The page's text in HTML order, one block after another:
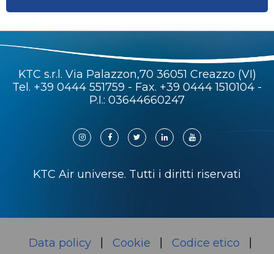
KTC s.r.l. Via Palazzon,70 36051 Creazzo (VI)
Tel. +39 0444 551759 - Fax. +39 0444 1510104 -
P.I.: 03644660247
KTC Air universe. Tutti i diritti riservati
Data policy Cookie Codice etico